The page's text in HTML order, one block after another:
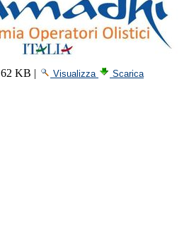
62 KB | Visualizza Scarica